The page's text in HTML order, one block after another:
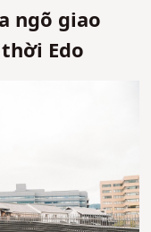
ngõ giao
Edo